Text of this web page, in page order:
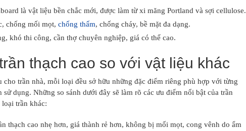
là vật liệu bền chắc mới, được làm từ xi măng Portland và sợi cellulose.
chống mối mọt, chống thấm, chống cháy, bề mặt đa dạng.
khó thi công, cần thợ chuyên nghiệp, giá có thể cao.
thạch cao so với vật liệu khác
trần nhà, mỗi loại đều sở hữu những đặc điểm riêng phù hợp với từng
sử dụng. Những so sánh dưới đây sẽ làm rõ các ưu điểm nổi bật của trần
loại trần khác:
thạch cao nhẹ hơn, giá thành rẻ hơn, không bị mối mọt, cong vênh do ẩm